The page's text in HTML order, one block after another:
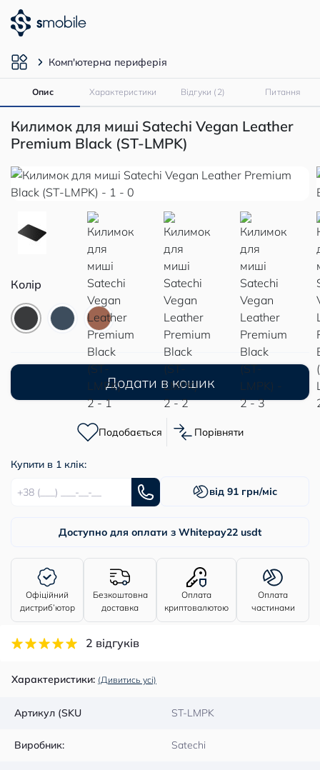
Комп'ютерна периферія
Опис Характеристики Відгуки (2) Питання
Килимок для миші Satechi Vegan Leather
Premium Black (ST-LMPK)
Колір
Додати в кошик
Подобається Порівняти
Купити в 1 клік:
від 91 грн/міс
Доступно для оплати з Whitepay22 usdt
Офіційний
дистриб’ютор
Безкоштовна
доставка
Оплата
криптовалютою
Оплата
частинами
2 відгуків
Характеристики: (Дивитись усі)
Артикул (SKU ST-LMPK
Виробник: Satechi